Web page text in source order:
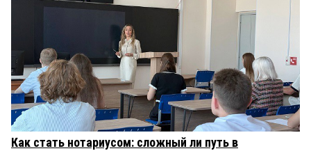
Как стать нотариусом: сложный ли путь в